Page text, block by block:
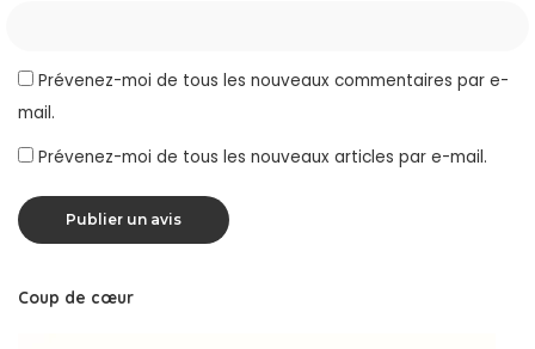
Prévenez-moi de tous les nouveaux commentaires par e-
mail.
Prévenez-moi de tous les nouveaux articles par e-mail.
Coup de cœur